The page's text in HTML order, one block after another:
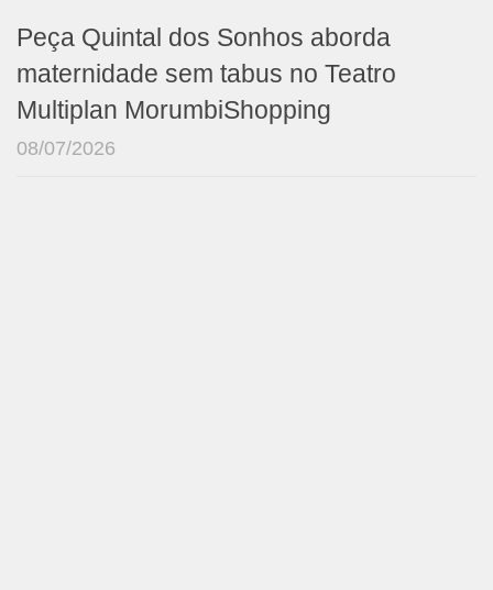
Peça Quintal dos Sonhos aborda
maternidade sem tabus no Teatro
Multiplan MorumbiShopping
08/07/2026